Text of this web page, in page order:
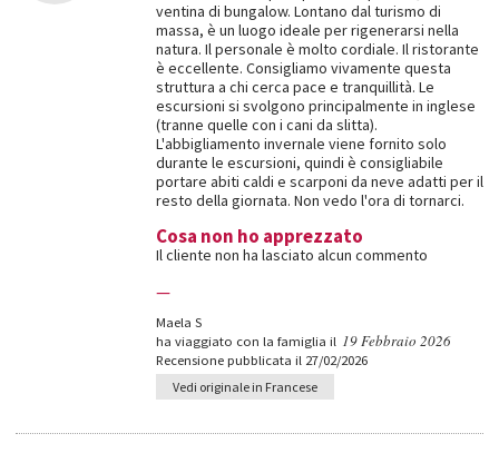
ventina di bungalow. Lontano dal turismo di
massa, è un luogo ideale per rigenerarsi nella
natura. Il personale è molto cordiale. Il ristorante
è eccellente. Consigliamo vivamente questa
struttura a chi cerca pace e tranquillità. Le
escursioni si svolgono principalmente in inglese
(tranne quelle con i cani da slitta).
L'abbigliamento invernale viene fornito solo
durante le escursioni, quindi è consigliabile
portare abiti caldi e scarponi da neve adatti per il
resto della giornata. Non vedo l'ora di tornarci.
Cosa non ho apprezzato
Il cliente non ha lasciato alcun commento
—
Maela S
ha viaggiato con la famiglia il 19 Febbraio 2026
Recensione pubblicata il 27/02/2026
Vedi originale in Francese